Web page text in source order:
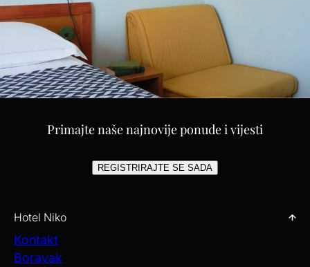
Primajte naše najnovije ponude i vijesti
REGISTRIRAJTE SE SADA
Hotel Niko
Kontakt
Boravak